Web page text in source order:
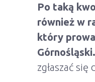
Po taką
również w
który
Górnośląski.
zgłaszać się